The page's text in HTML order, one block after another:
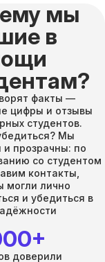
мы
в
факты —
цифры и отзывы
студентов.
Мы
и прозрачны: по
со студентом
контакты,
могли лично
и убедиться в
доверили